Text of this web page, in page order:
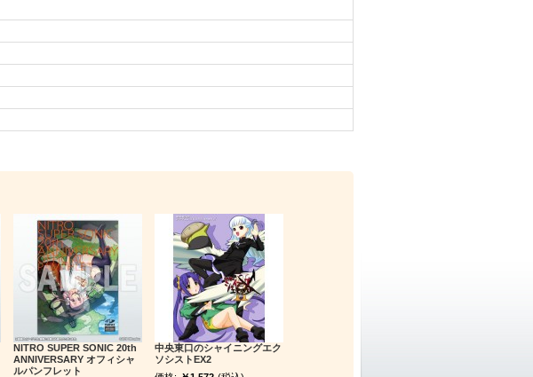
NITRO SUPER SONIC 20th
ANNIVERSARY オフィシャ
ルパンフレット
中央東口のシャイニングエク
ソシストEX2